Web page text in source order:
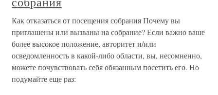
Как отказаться от посещения собрания Почему вы
приглашены или вызваны на собрание? Если важно ваше
более высокое положение, авторитет и/или
осведомленность в какой-либо области, вы, несомненно,
можете почувствовать себя обязанным посетить его. Но
подумайте еще раз: